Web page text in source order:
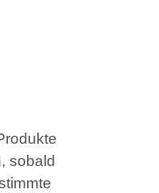
sobald